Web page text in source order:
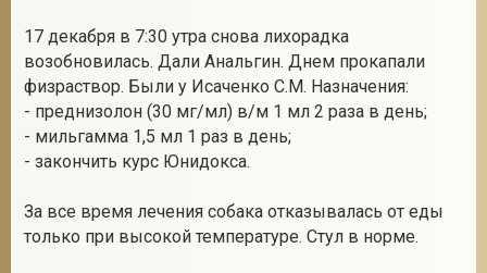
17 декабря в 7:30 утра снова лихорадка
возобновилась. Дали Анальгин. Днем прокапали
физраствор. Были у Исаченко С.М. Назначения:
- преднизолон (30 мг/мл) в/м 1 мл 2 раза в день;
- мильгамма 1,5 мл 1 раз в день;
- закончить курс Юнидокса.
За все время лечения собака отказывалась от еды
только при высокой температуре. Стул в норме.